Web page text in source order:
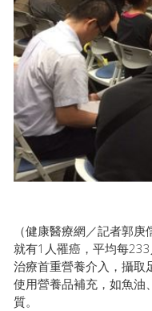
（健康醫療網／記者郭
就有1人罹癌，平均每
治療首重營養介入，攝取
使用營養品補充，如魚油
質。